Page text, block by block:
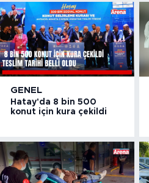
GENEL
Hatay'da 8 bin 500
konut için kura çekildi